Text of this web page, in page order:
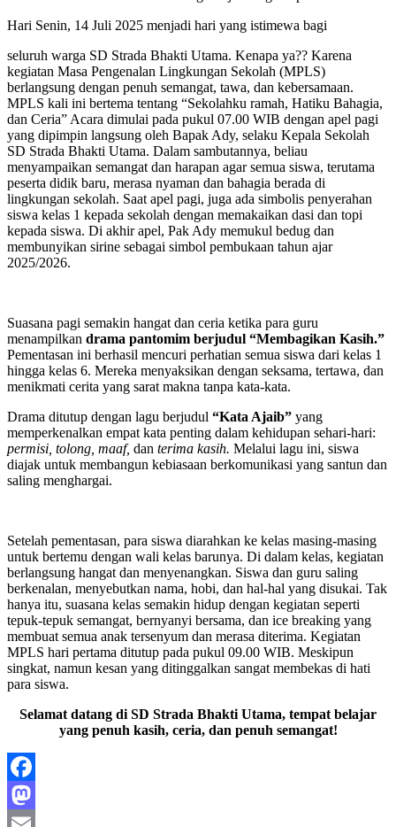
Hari Senin, 14 Juli 2025 menjadi hari yang istimewa bagi
seluruh warga SD Strada Bhakti Utama. Kenapa ya?? Karena
kegiatan Masa Pengenalan Lingkungan Sekolah (MPLS)
berlangsung dengan penuh semangat, tawa, dan kebersamaan.
MPLS kali ini bertema tentang “Sekolahku ramah, Hatiku Bahagia,
dan Ceria” Acara dimulai pada pukul 07.00 WIB dengan apel pagi
yang dipimpin langsung oleh Bapak Ady, selaku Kepala Sekolah
SD Strada Bhakti Utama. Dalam sambutannya, beliau
menyampaikan semangat dan harapan agar semua siswa, terutama
peserta didik baru, merasa nyaman dan bahagia berada di
lingkungan sekolah. Saat apel pagi, juga ada simbolis penyerahan
siswa kelas 1 kepada sekolah dengan memakaikan dasi dan topi
kepada siswa. Di akhir apel, Pak Ady memukul bedug dan
membunyikan sirine sebagai simbol pembukaan tahun ajar
2025/2026.
Suasana pagi semakin hangat dan ceria ketika para guru
menampilkan drama pantomim berjudul “Membagikan Kasih.”
Pementasan ini berhasil mencuri perhatian semua siswa dari kelas 1
hingga kelas 6. Mereka menyaksikan dengan seksama, tertawa, dan
menikmati cerita yang sarat makna tanpa kata-kata.
Drama ditutup dengan lagu berjudul “Kata Ajaib” yang
memperkenalkan empat kata penting dalam kehidupan sehari-hari:
permisi, tolong, maaf, dan terima kasih. Melalui lagu ini, siswa
diajak untuk membangun kebiasaan berkomunikasi yang santun dan
saling menghargai.
Setelah pementasan, para siswa diarahkan ke kelas masing-masing
untuk bertemu dengan wali kelas barunya. Di dalam kelas, kegiatan
berlangsung hangat dan menyenangkan. Siswa dan guru saling
berkenalan, menyebutkan nama, hobi, dan hal-hal yang disukai. Tak
hanya itu, suasana kelas semakin hidup dengan kegiatan seperti
tepuk-tepuk semangat, bernyanyi bersama, dan ice breaking yang
membuat semua anak tersenyum dan merasa diterima. Kegiatan
MPLS hari pertama ditutup pada pukul 09.00 WIB. Meskipun
singkat, namun kesan yang ditinggalkan sangat membekas di hati
para siswa.
Selamat datang di SD Strada Bhakti Utama, tempat belajar
yang penuh kasih, ceria, dan penuh semangat!
Facebook
Mastodon